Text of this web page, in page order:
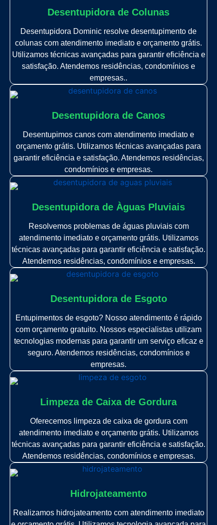
Desentupidora de Colunas
Desentupidora Dominic resolve desentupimento de
colunas com atendimento imediato e orçamento grátis.
Utilizamos técnicas avançadas para garantir eficiência e
satisfação. Atendemos residências, condomínios e
empresas..
Desentupidora de Canos
Desentupimos canos com atendimento imediato e
orçamento grátis. Utilizamos técnicas avançadas para
garantir eficiência e satisfação. Atendemos residências,
condomínios e empresas.
Desentupidora de Àguas Pluviais
Resolvemos problemas de águas pluviais com
atendimento imediato e orçamento grátis. Utilizamos
técnicas avançadas para garantir eficiência e satisfação.
Atendemos residências, condomínios e empresas.
Desentupidora de Esgoto
Entupimentos de esgoto? Nosso atendimento é rápido
com orçamento gratuito. Nossos especialistas utilizam
tecnologias modernas para garantir um serviço eficaz e
seguro. Atendemos residências, condomínios e
empresas.
Limpeza de Caixa de Gordura
Oferecemos limpeza de caixa de gordura com
atendimento imediato e orçamento grátis. Utilizamos
técnicas avançadas para garantir eficiência e satisfação.
Atendemos residências, condomínios e empresas.
Hidrojateamento
Realizamos hidrojateamento com atendimento imediato